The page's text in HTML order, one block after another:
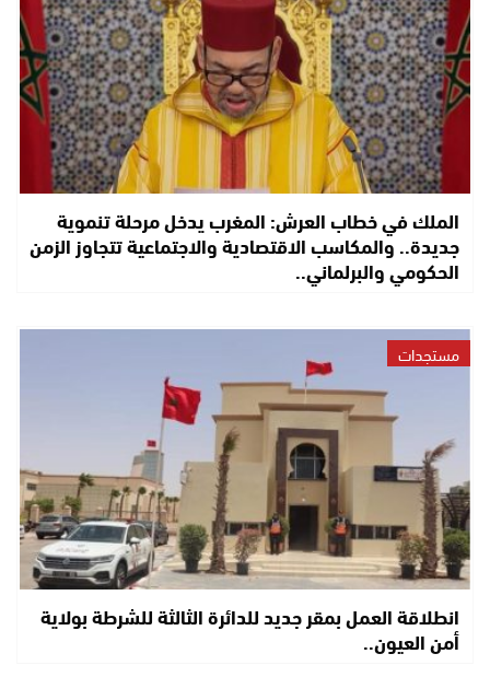
الملك في خطاب العرش: المغرب يدخل مرحلة تنموية
جديدة.. والمكاسب الاقتصادية والاجتماعية تتجاوز الزمن
الحكومي والبرلماني..
مستجدات
انطلاقة العمل بمقر جديد للدائرة الثالثة للشرطة بولاية
أمن العيون..